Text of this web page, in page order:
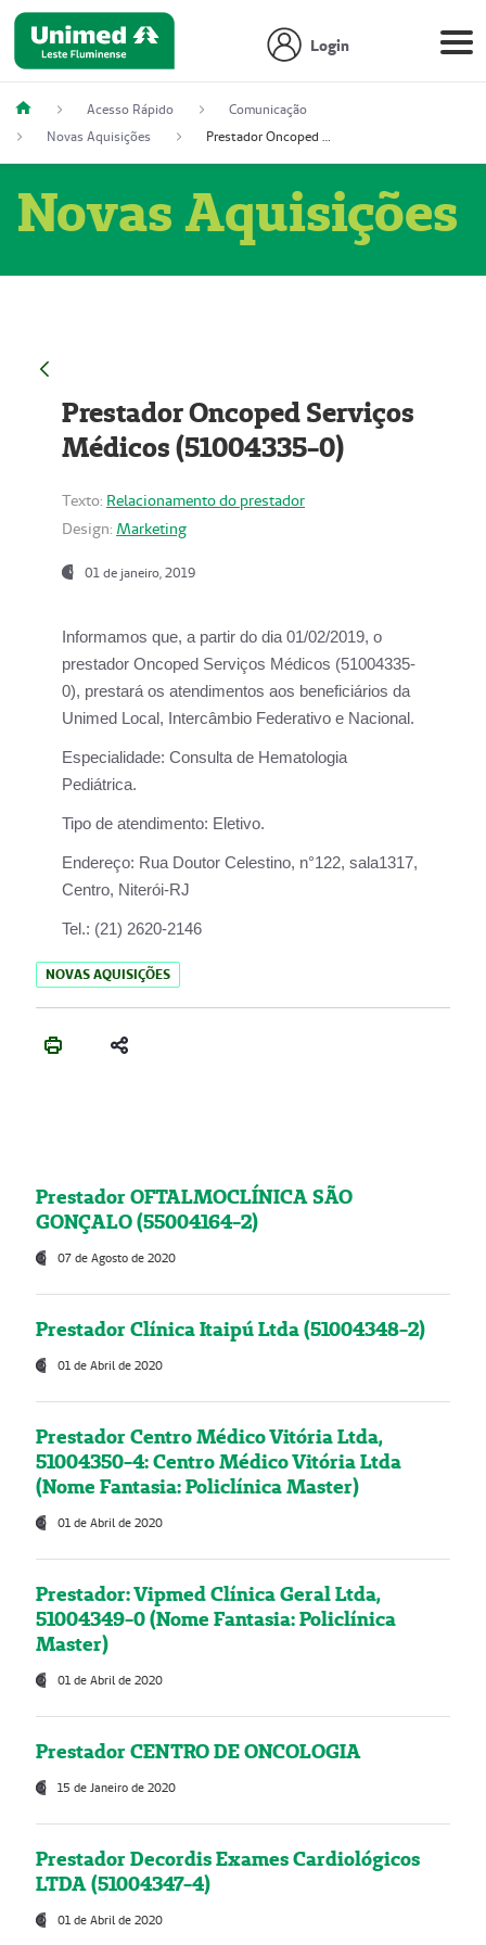
Login
Acesso Rápido
Comunicação
Novas Aquisições
Prestador Oncoped Serviços Médicos (51004335-0)
Novas Aquisições
Prestador Oncoped Serviços
Médicos (51004335-0)
Texto: Relacionamento do prestador
Design: Marketing
01 de janeiro, 2019
Informamos que, a partir do dia 01/02/2019, o
prestador Oncoped Serviços Médicos (51004335-
0), prestará os atendimentos aos beneficiários da
Unimed Local, Intercâmbio Federativo e Nacional.
Especialidade: Consulta de Hematologia
Pediátrica.
Tipo de atendimento: Eletivo.
Endereço: Rua Doutor Celestino, n°122, sala1317,
Centro, Niterói-RJ
Tel.: (21) 2620-2146
NOVAS AQUISIÇÕES
Prestador OFTALMOCLÍNICA SÃO
GONÇALO (55004164-2)
07 de Agosto de 2020
Prestador Clínica Itaipú Ltda (51004348-2)
01 de Abril de 2020
Prestador Centro Médico Vitória Ltda,
51004350-4: Centro Médico Vitória Ltda
(Nome Fantasia: Policlínica Master)
01 de Abril de 2020
Prestador: Vipmed Clínica Geral Ltda,
51004349-0 (Nome Fantasia: Policlínica
Master)
01 de Abril de 2020
Prestador CENTRO DE ONCOLOGIA
15 de Janeiro de 2020
Prestador Decordis Exames Cardiológicos
LTDA (51004347-4)
01 de Abril de 2020